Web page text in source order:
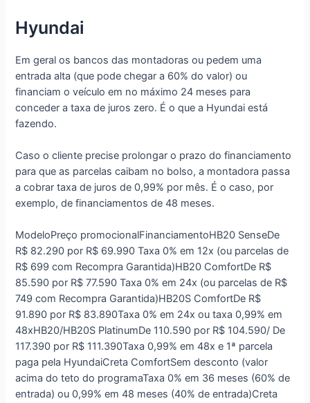
Hyundai
Em geral os bancos das montadoras ou pedem uma
entrada alta (que pode chegar a 60% do valor) ou
financiam o veículo em no máximo 24 meses para
conceder a taxa de juros zero. É o que a Hyundai está
fazendo.
Caso o cliente precise prolongar o prazo do financiamento
para que as parcelas caibam no bolso, a montadora passa
a cobrar taxa de juros de 0,99% por mês. É o caso, por
exemplo, de financiamentos de 48 meses.
ModeloPreço promocionalFinanciamentoHB20 SenseDe
R$ 82.290 por R$ 69.990 Taxa 0% em 12x (ou parcelas de
R$ 699 com Recompra Garantida)HB20 ComfortDe R$
85.590 por R$ 77.590 Taxa 0% em 24x (ou parcelas de R$
749 com Recompra Garantida)HB20S ComfortDe R$
91.890 por R$ 83.890Taxa 0% em 24x ou taxa 0,99% em
48xHB20/HB20S PlatinumDe 110.590 por R$ 104.590/ De
117.390 por R$ 111.390Taxa 0,99% em 48x e 1ª parcela
paga pela HyundaiCreta ComfortSem desconto (valor
acima do teto do programaTaxa 0% em 36 meses (60% de
entrada) ou 0,99% em 48 meses (40% de entrada)Creta